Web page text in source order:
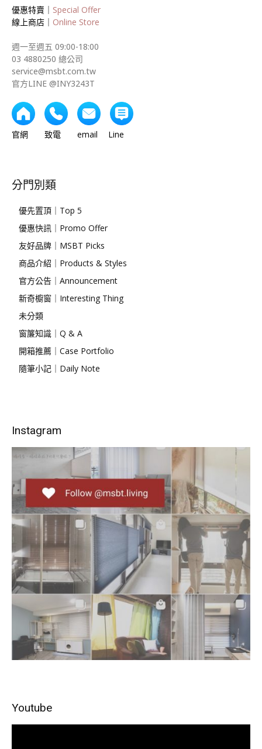
優惠特賣｜ Special Offer
線上商店｜ Online Store
週一至週五 09:00-18:00
03 4880250 總公司
service@msbt.com.tw
官方LINE @INY3243T
官網 致電 email Line
分門別類
優先置頂｜Top 5
優惠快訊｜Promo Offer
友好品牌｜MSBT Picks
商品介紹｜Products & Styles
官方公告｜Announcement
新奇櫥窗｜Interesting Thing
未分類
窗簾知識｜Q & A
開箱推薦｜Case Portfolio
隨筆小記｜Daily Note
Instagram
Youtube